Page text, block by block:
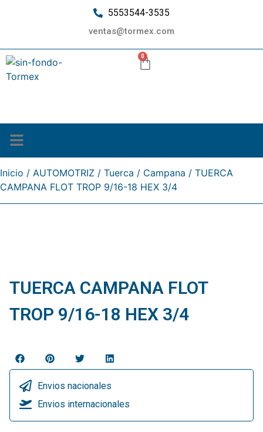
5553544-3535
ventas@tormex.com
0
Inicio / AUTOMOTRIZ / Tuerca / Campana / TUERCA
CAMPANA FLOT TROP 9/16-18 HEX 3/4
TUERCA CAMPANA FLOT
TROP 9/16-18 HEX 3/4
Envios nacionales
Envios internacionales